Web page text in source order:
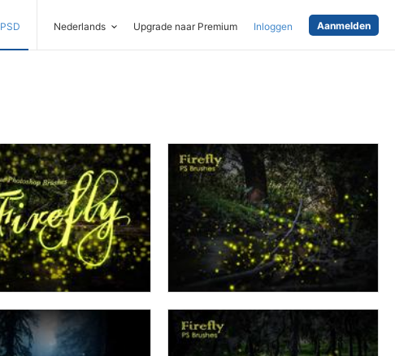
PSD Nederlands Upgrade naar Premium Inloggen Aanmelden